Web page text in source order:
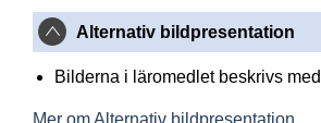
Alternativ bildpresentation
Bilderna i läromedlet beskrivs
Mer om Alternativ bildpresentation